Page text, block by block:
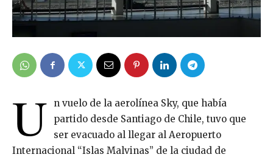
U
n vuelo de la aerolínea Sky, que había
partido desde Santiago de Chile, tuvo que
ser evacuado al llegar al Aeropuerto
Internacional “Islas Malvinas” de la ciudad de